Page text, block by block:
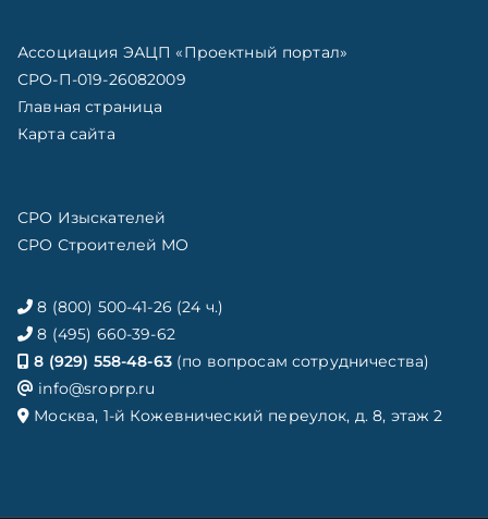
Ассоциация ЭАЦП «Проектный портал»
СРО-П-019-26082009
Главная страница
Карта сайта
СРО Изыскателей
СРО Строителей МО
8 (800) 500-41-26 (24 ч.)
8 (495) 660-39-62
8 (929) 558-48-63(по вопросам сотрудничества)
info@sroprp.ru
Москва, 1-й Кожевнический переулок, д. 8, этаж 2